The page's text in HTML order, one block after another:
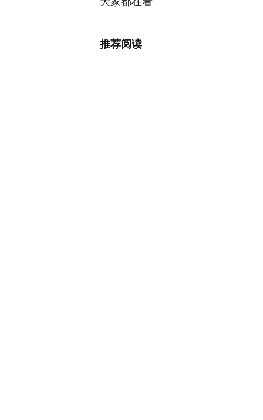
推荐阅读